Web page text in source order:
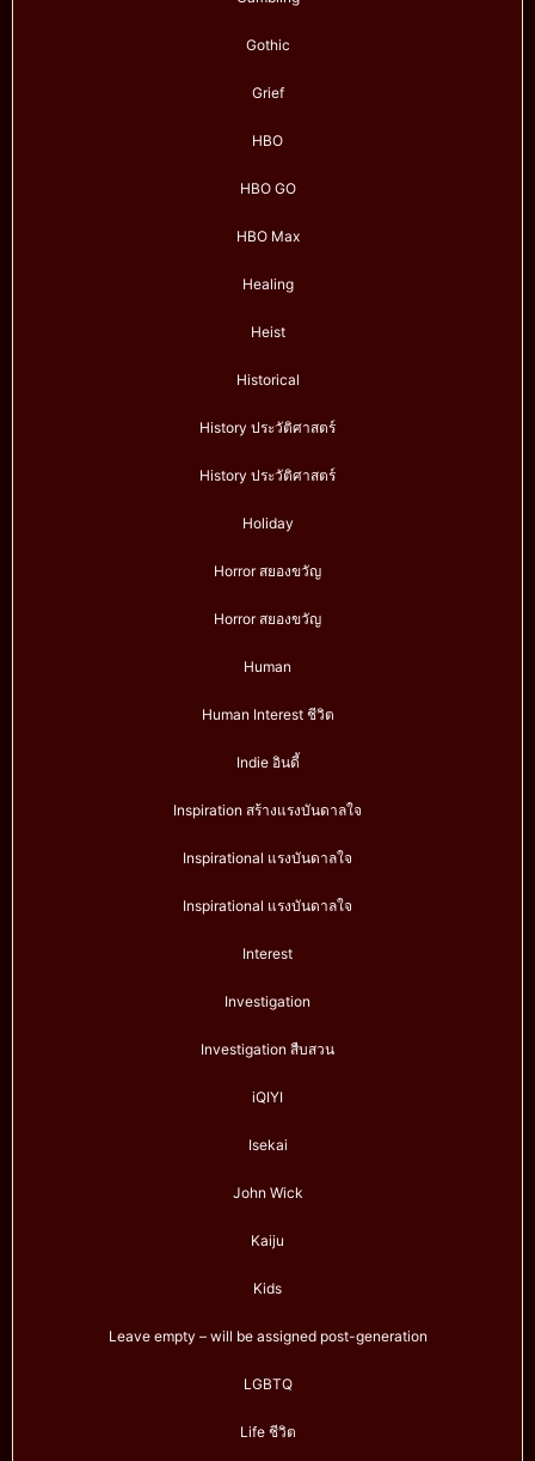
Gothic
Grief
HBO
HBO GO
HBO Max
Healing
Heist
Historical
History ประวัติศาสตร์
History ประวัติศาสตร์
Holiday
Horror สยองขวัญ
Horror สยองขวัญ
Human
Human Interest ชีวิต
Indie อินดี้
Inspiration สร้างแรงบันดาลใจ
Inspirational แรงบันดาลใจ
Inspirational แรงบันดาลใจ
Interest
Investigation
Investigation สืบสวน
iQIYI
Isekai
John Wick
Kaiju
Kids
Leave empty – will be assigned post-generation
LGBTQ
Life ชีวิต